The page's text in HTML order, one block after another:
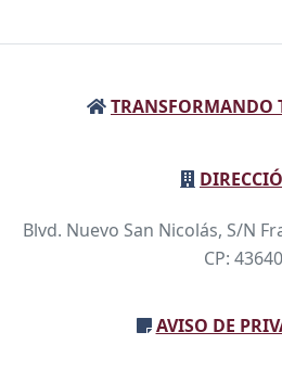
TRANSFORMANDO
Blvd. Nuevo San Nicolás, S/N
CP: 43640
AVISO DE